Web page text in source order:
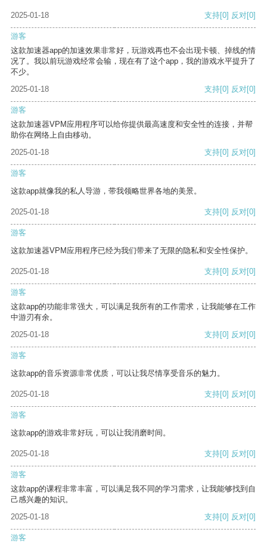
2025-01-18 支持[0] 反对[0]
游客
这款加速器app的加速效果非常好，玩游戏再也不会出现卡顿、掉线的情
况了。我以前玩游戏经常会输，现在有了这个app，我的游戏水平提升了
不少。
2025-01-18
支持[0] 反对[0]
游客
这款加速器VPM应用程序可以给你提供最高速度和安全性的连接，并帮
助你在网络上自由移动。
2025-01-18
支持[0] 反对[0]
游客
这款app就像我的私人导游，带我领略世界各地的美景。
2025-01-18 支持[0] 反对[0]
游客
这款加速器VPM应用程序已经为我们带来了无限的隐私和安全性保护。
2025-01-18 支持[0] 反对[0]
游客
这款app的功能非常强大，可以满足我所有的工作需求，让我能够在工作
中游刃有余。
2025-01-18
支持[0] 反对[0]
游客
这款app的音乐资源非常优质，可以让我尽情享受音乐的魅力。
2025-01-18 支持[0] 反对[0]
游客
这款app的游戏非常好玩，可以让我消磨时间。
2025-01-18 支持[0] 反对[0]
游客
这款app的课程非常丰富，可以满足我不同的学习需求，让我能够找到自
己感兴趣的知识。
2025-01-18
支持[0] 反对[0]
游客